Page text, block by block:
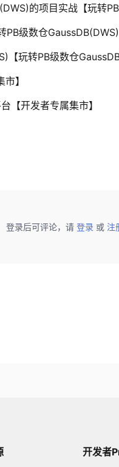
的项目实战【玩转PB
级数仓GaussDB(DWS)
玩转PB级数仓
】
【开发者专属集市】
登录后可评论，请 登录 或 注
开发者